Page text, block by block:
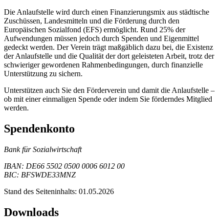
Die Anlaufstelle wird durch einen Finanzierungsmix aus städtische
Zuschüssen, Landesmitteln und die Förderung durch den
Europäischen Sozialfond (EFS) ermöglicht. Rund 25% der
Aufwendungen müssen jedoch durch Spenden und Eigenmittel
gedeckt werden. Der Verein trägt maßgäblich dazu bei, die Existenz
der Anlaufstelle und die Qualität der dort geleisteten Arbeit, trotz der
schwieriger gewordenen Rahmenbedingungen, durch finanzielle
Unterstützung zu sichern.
Unterstützen auch Sie den Förderverein und damit die Anlaufstelle –
ob mit einer einmaligen Spende oder indem Sie förderndes Mitglied
werden.
Spendenkonto
Bank für Sozialwirtschaft
IBAN: DE66 5502 0500 0006 6012 00
BIC: BFSWDE33MNZ
Stand des Seiteninhalts: 01.05.2026
Downloads